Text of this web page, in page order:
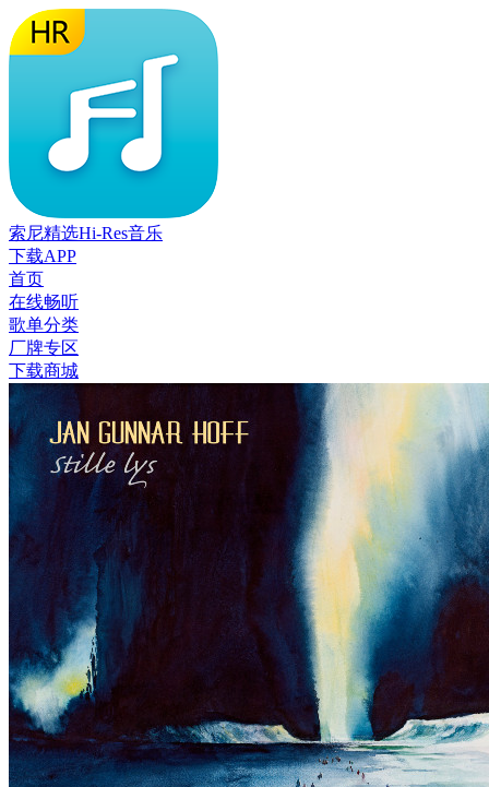
索尼精选Hi-Res音乐
下载APP
首页
在线畅听
歌单分类
厂牌专区
下载商城